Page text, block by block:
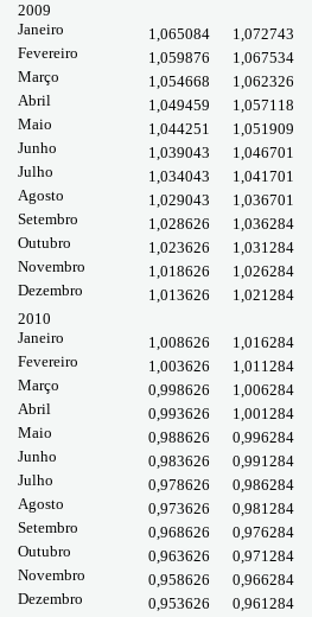
2009
Janeiro
1,065084 1,072743
Fevereiro
1,059876 1,067534
Março
1,054668 1,062326
Abril
1,049459 1,057118
Maio
1,044251 1,051909
Junho
1,039043 1,046701
Julho
1,034043 1,041701
Agosto
1,029043 1,036701
Setembro
1,028626 1,036284
Outubro
1,023626 1,031284
Novembro
1,018626 1,026284
Dezembro
1,013626 1,021284
2010
Janeiro
1,008626 1,016284
Fevereiro
1,003626 1,011284
Março
0,998626 1,006284
Abril
0,993626 1,001284
Maio
0,988626 0,996284
Junho
0,983626 0,991284
Julho
0,978626 0,986284
Agosto
0,973626 0,981284
Setembro
0,968626 0,976284
Outubro
0,963626 0,971284
Novembro
0,958626 0,966284
Dezembro
0,953626 0,961284